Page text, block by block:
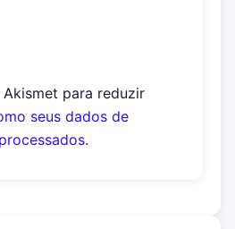
para reduzir
seus dados de
.